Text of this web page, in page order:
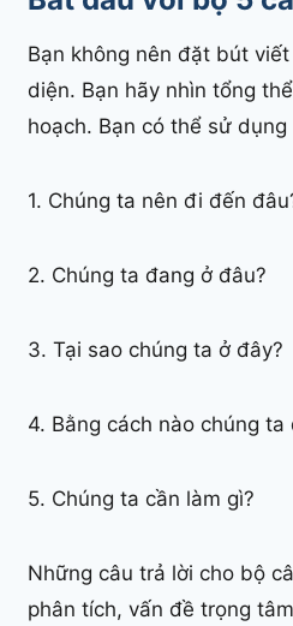
Bạn không nên đặt bút viết
diện. Bạn hãy nhìn tổng
hoạch. Bạn có thể sử dụng
1. Chúng ta nên đi đến
2. Chúng ta đang ở đâu?
3. Tại sao chúng ta ở đây?
4. Bằng cách nào chúng
5. Chúng ta cần làm gì?
Những câu trả lời cho bộ
phân tích, vấn đề trọng